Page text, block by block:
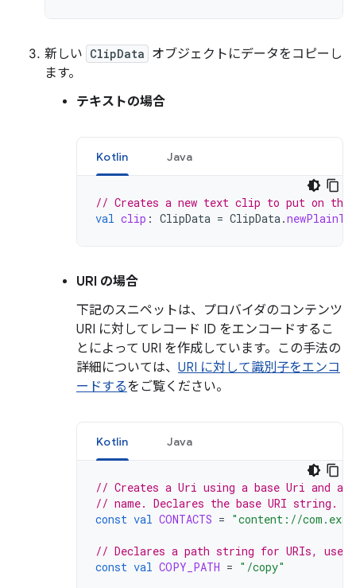
新しい ClipData オブジェクトにデータをコピーし
ます。
テキストの場合
Kotlin Java
// Creates a new text clip to put on the
val clip : ClipData = ClipData.
URI の場合
下記のスニペットは、プロバイダのコンテンツ
URI に対してレコード ID をエンコードするこ
とによって URI を作成しています。この手法の
詳細については、 URI に対して識別子をエンコ
ードするをご覧ください。
Kotlin Java
// Creates a Uri using a base Uri and a
// name. Declares the base URI string.
const val CONTACTS = "content://
// Declares a path string for URIs, used
const val COPY_PATH = "/copy"